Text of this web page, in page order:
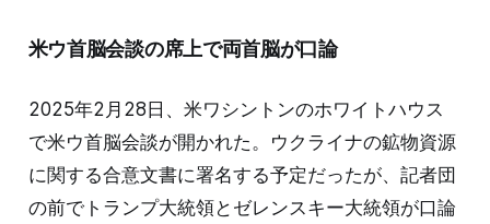
米ウ首脳会談の席上で両首脳が口論
2025年2月28日、米ワシントンのホワイトハウス
で米ウ首脳会談が開かれた。ウクライナの鉱物資源
に関する合意文書に署名する予定だったが、記者団
の前でトランプ大統領とゼレンスキー大統領が口論